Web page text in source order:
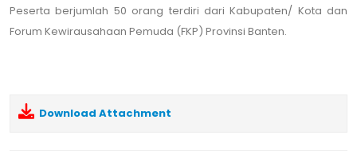
Peserta berjumlah 50 orang terdiri dari Kabupaten/ Kota dan
Forum Kewirausahaan Pemuda (FKP) Provinsi Banten.
Download Attachment